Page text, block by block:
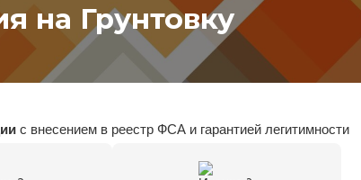
на Грунтовку
с внесением в реестр ФСА и гарантией легитимности